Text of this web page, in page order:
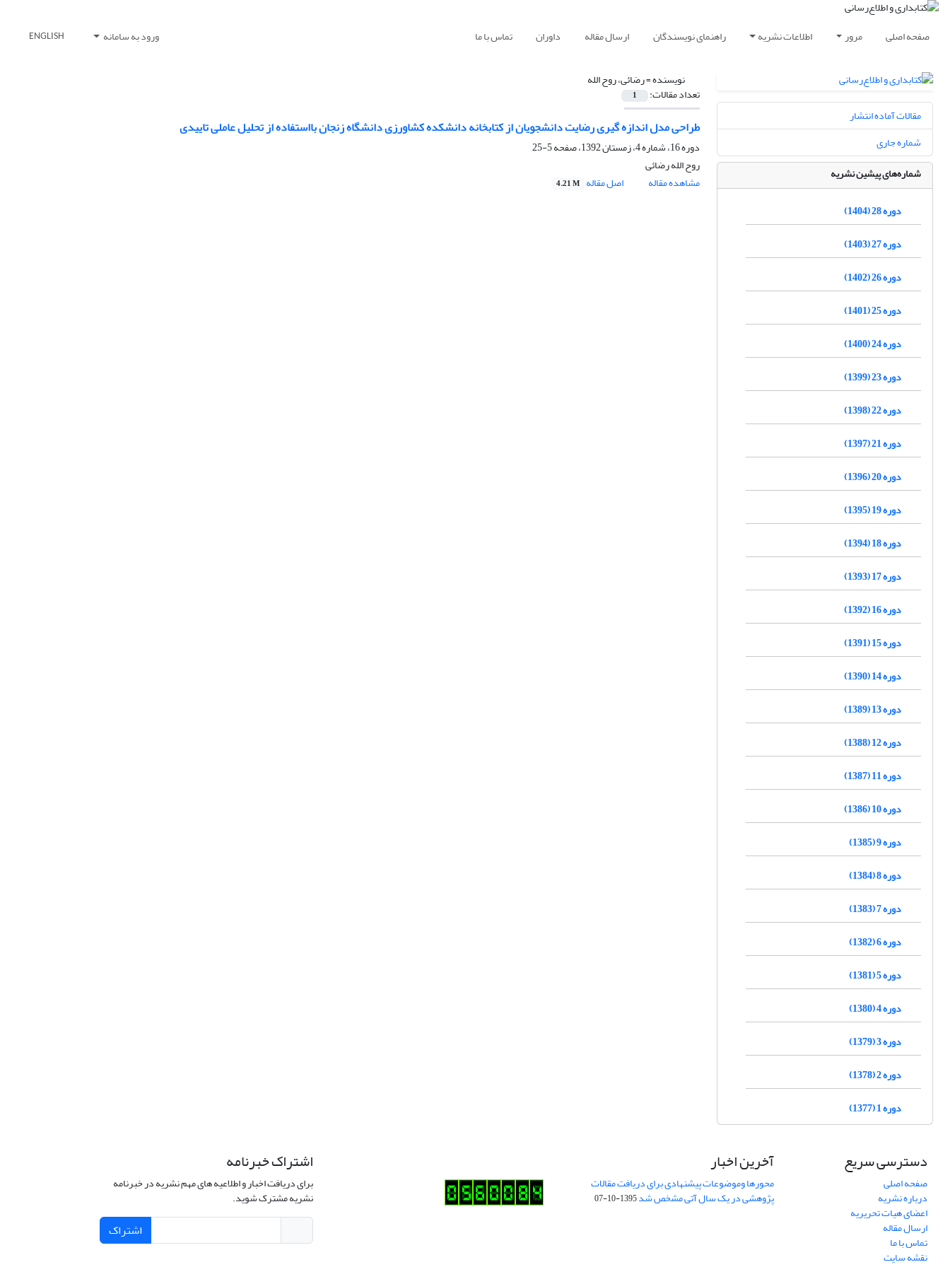
صفحه اصلی مرور اطلاعات نشریه راهنمای نویسندگان ارسال مقاله داوران تماس با ما ورود به سامانه ENGLISH
نویسنده =رضائی، روح الله
تعداد مقالات: 1
طراحی مدل اندازه گیری رضایت دانشجویان از کتابخانه دانشکده کشاورزی دانشگاه زنجان بااستفاده از تحلیل عاملی تاییدی
دوره 16، شماره 4، زمستان 1392، صفحه
5-25
روح الله رضائی
مشاهده مقاله
اصل مقاله 4.21 M
مقالات آماده انتشار
شماره جاری
شماره‌های پیشین نشریه
دوره 28 (1404)
دوره 27 (1403)
دوره 26 (1402)
دوره 25 (1401)
دوره 24 (1400)
دوره 23 (1399)
دوره 22 (1398)
دوره 21 (1397)
دوره 20 (1396)
دوره 19 (1395)
دوره 18 (1394)
دوره 17 (1393)
دوره 16 (1392)
دوره 15 (1391)
دوره 14 (1390)
دوره 13 (1389)
دوره 12 (1388)
دوره 11 (1387)
دوره 10 (1386)
دوره 9 (1385)
دوره 8 (1384)
دوره 7 (1383)
دوره 6 (1382)
دوره 5 (1381)
دوره 4 (1380)
دوره 3 (1379)
دوره 2 (1378)
دوره 1 (1377)
دسترسی سریع
صفحه اصلی
درباره نشریه
اعضای هیات تحریریه
ارسال مقاله
تماس با ما
نقشه سایت
آخرین اخبار
محورها وموضوعات پیشنهادی برای دریافت مقالات
پژوهشی در یک سال آتی مشخص شد1395-10-07
اشتراک خبرنامه
برای دریافت اخبار و اطلاعیه های مهم نشریه در خبرنامه
نشریه مشترک شوید.
اشتراک